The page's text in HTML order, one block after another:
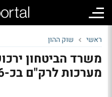
ראשי שוק ההון
משרד הביטחון
מערכות לרק"ם בכ-376 מיליון שקל